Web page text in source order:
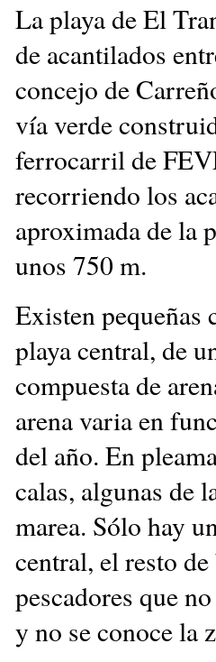
La playa de El
de acantilados
concejo de
vía verde
ferrocarril de
recorriendo los
aproximada de la
unos 750 m.
Existen pequeñas
playa central, de
compuesta de
arena varia en
del año. En
calas, algunas de
marea. Sólo hay
central, el resto
pescadores que
y no se conoce la